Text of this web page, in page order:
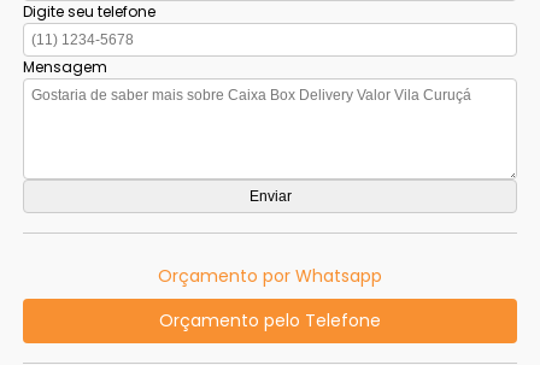
Digite seu telefone
Mensagem
Orçamento por Whatsapp
Orçamento pelo Telefone